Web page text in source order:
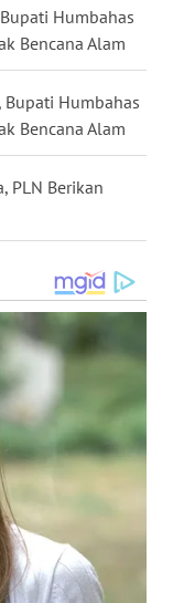
Humbahas
Bencana Alam
Humbahas
Bencana Alam
PLN Berikan